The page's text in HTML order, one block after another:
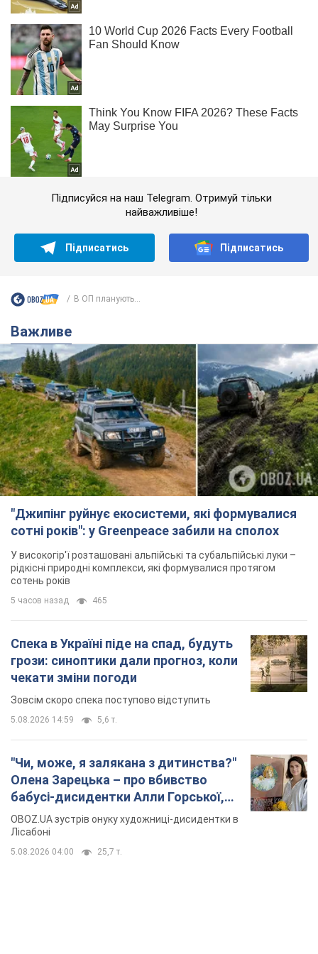
Підписуйся на наш Telegram. Отримуй тільки
найважливіше!
Підписатись Підписатись
В ОП планують...
Важливе
"Джипінг руйнує екосистеми, які формувалися
сотні років": у Greenpeace забили на сполох
У високогір'ї розташовані альпійські та субальпійські луки –
рідкісні природні комплекси, які формувалися протягом
сотень років
5 часов назад 465
Спека в Україні піде на спад, будуть
грози: синоптики дали прогноз, коли
чекати зміни погоди
Зовсім скоро спека поступово відступить
5.08.2026 14:59 5,6 т.
"Чи, може, я залякана з дитинства?"
Олена Зарецька – про вбивство
бабусі-дисидентки Алли Горської,
критику Дмитра Стуса та втечу в
Португалію з 5 дітьми
OBOZ.UA зустрів онуку художниці-дисидентки в
Лісабоні
5.08.2026 04:00 25,7 т.